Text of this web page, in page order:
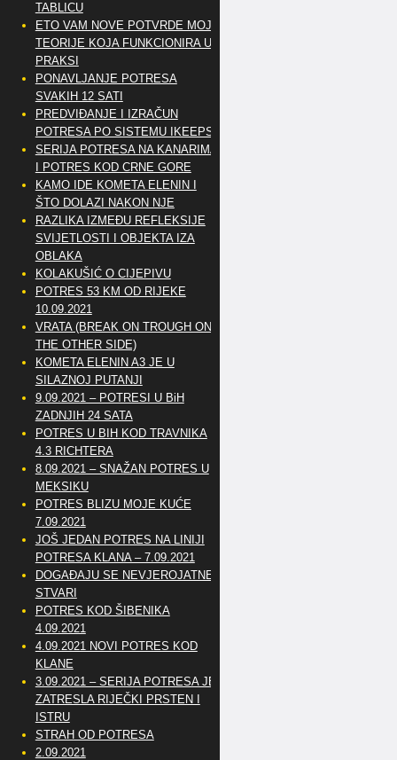
TABLICU
ETO VAM NOVE POTVRDE MOJE
TEORIJE KOJA FUNKCIONIRA U
PRAKSI
PONAVLJANJE POTRESA
SVAKIH 12 SATI
PREDVIĐANJE I IZRAČUN
POTRESA PO SISTEMU IKEEPS
SERIJA POTRESA NA KANARIMA
I POTRES KOD CRNE GORE
KAMO IDE KOMETA ELENIN I
ŠTO DOLAZI NAKON NJE
RAZLIKA IZMEĐU REFLEKSIJE
SVIJETLOSTI I OBJEKTA IZA
OBLAKA
KOLAKUŠIĆ O CIJEPIVU
POTRES 53 KM OD RIJEKE
10.09.2021
VRATA (BREAK ON TROUGH ON
THE OTHER SIDE)
KOMETA ELENIN A3 JE U
SILAZNOJ PUTANJI
9.09.2021 – POTRESI U BiH
ZADNJIH 24 SATA
POTRES U BIH KOD TRAVNIKA
4.3 RICHTERA
8.09.2021 – SNAŽAN POTRES U
MEKSIKU
POTRES BLIZU MOJE KUĆE
7.09.2021
JOŠ JEDAN POTRES NA LINIJI
POTRESA KLANA – 7.09.2021
DOGAĐAJU SE NEVJEROJATNE
STVARI
POTRES KOD ŠIBENIKA
4.09.2021
4.09.2021 NOVI POTRES KOD
KLANE
3.09.2021 – SERIJA POTRESA JE
ZATRESLA RIJEČKI PRSTEN I
ISTRU
STRAH OD POTRESA
2.09.2021